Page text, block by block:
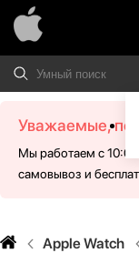
Уважаемые,
Мы работаем с 10:00
самовывоз и
Apple Watch